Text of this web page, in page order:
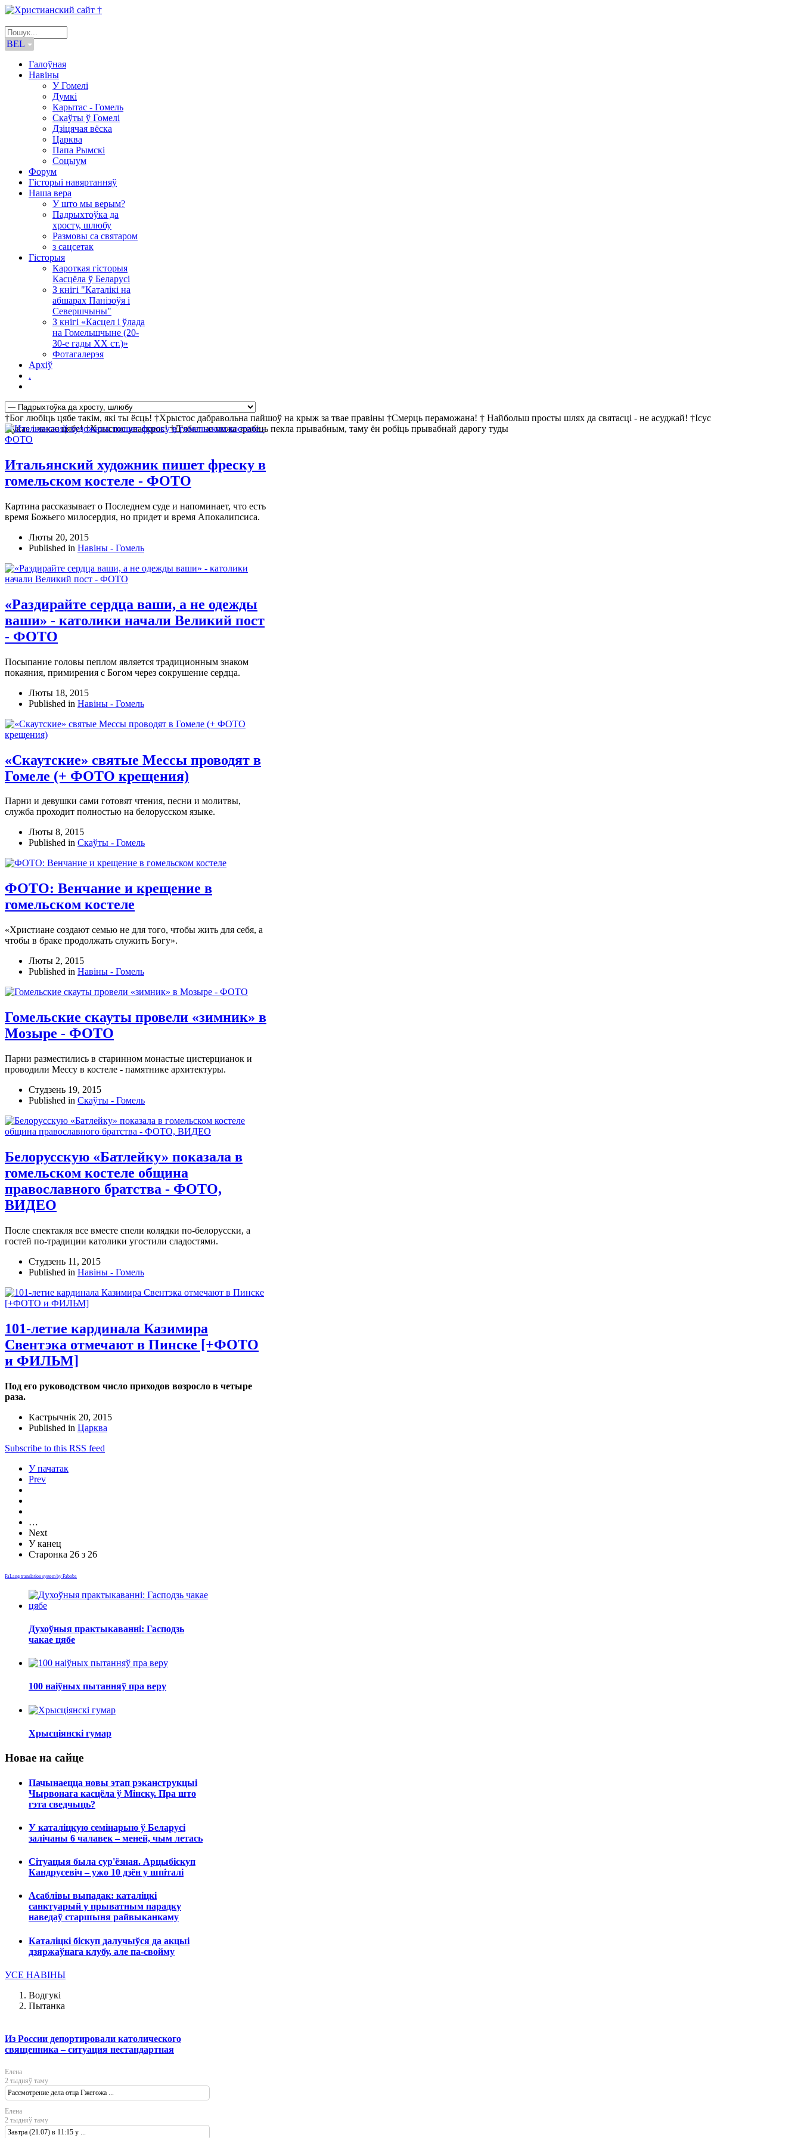
BEL
Галоўная
Навіны
У Гомелі
Думкі
Карытас - Гомель
Скаўты ў Гомелі
Дзіцячая вёска
Царква
Папа Рымскі
Соцыум
Форум
Гісторыі навяртанняў
Наша вера
У што мы верым?
Падрыхтоўка да
хросту, шлюбу
Размовы са святаром
з сацсетак
Гісторыя
Кароткая гісторыя
Касцёла ў Беларусі
З кнігі "Каталікі на
абшарах Панізоўя і
Севершчыны"
З кнігі «Касцел і ўлада
на Гомельшчыне (20-
30-е гады ХХ ст.)»
Фотагалерэя
Архіў
.
†Бог любіць цябе такім, які ты ёсць! †Хрыстос дабравольна пайшоў на крыж за твае правіны †Смерць пераможана! † Найбольш просты шлях да святасці - не асуджай! †Ісус
шукае і чакае цябе! †Хрыстос уваскрос! †Д'ябал не можа зрабіць пекла прывабным, таму ён робіць прывабнай дарогу туды
Итальянский художник пишет фреску в
гомельском костеле - ФОТО
Картина рассказывает о Последнем суде и напоминает, что есть
время Божьего милосердия, но придет и время Апокалипсиса.
Люты 20, 2015
Published in Навіны - Гомель
«Раздирайте сердца ваши, а не одежды
ваши» - католики начали Великий пост
- ФОТО
Посыпание головы пеплом является традиционным знаком
покаяния, примирения с Богом через сокрушение сердца.
Люты 18, 2015
Published in Навіны - Гомель
«Скаутские» святые Мессы проводят в
Гомеле (+ ФОТО крещения)
Парни и девушки сами готовят чтения, песни и молитвы,
служба проходит полностью на белорусском языке.
Люты 8, 2015
Published in Скаўты - Гомель
ФОТО: Венчание и крещение в
гомельском костеле
«Христиане создают семью не для того, чтобы жить для себя, а
чтобы в браке продолжать служить Богу».
Люты 2, 2015
Published in Навіны - Гомель
Гомельские скауты провели «зимник» в
Мозыре - ФОТО
Парни разместились в старинном монастые цистерцианок и
проводили Мессу в костеле - памятнике архитектуры.
Студзень 19, 2015
Published in Скаўты - Гомель
Белорусскую «Батлейку» показала в
гомельском костеле община
православного братства - ФОТО,
ВИДЕО
После спектакля все вместе спели колядки по-белорусски, а
гостей по-традиции католики угостили сладостями.
Студзень 11, 2015
Published in Навіны - Гомель
101-летие кардинала Казимира
Свентэка отмечают в Пинске [+ФОТО
и ФИЛЬМ]
Под его руководством число приходов возросло в четыре
раза.
Кастрычнік 20, 2015
Published in Царква
Subscribe to this RSS feed
У пачатак
Prev
…
Next
У канец
Старонка 26 з 26
FaLang translation system by Faboba
Духоўныя практыкаванні: Гасподзь
чакае цябе
100 наіўных пытанняў пра веру
Хрысціянскі гумар
Новае на сайце
Пачынаецца новы этап рэканструкцыі
Чырвонага касцёла ў Мінску. Пра што
гэта сведчыць?
У каталіцкую семінарыю ў Беларусі
залічаны 6 чалавек – меней, чым летась
Сітуацыя была сур'ёзная. Арцыбіскуп
Кандрусевіч – ужо 10 дзён у шпіталі
Асаблівы выпадак: каталіцкі
санктуарый у прыватным парадку
наведаў старшыня райвыканкаму
Каталіцкі біскуп далучыўся да акцыі
дзяржаўнага клубу, але па-свойму
УСЕ НАВІНЫ
Водгукі
Пытанка
Из России депортировали католического
священника – ситуация нестандартная
Елена
2 тыдняў таму
Рассмотрение дела отца Гжегожа ...
Елена
2 тыдняў таму
Завтра (21.07) в 11:15 у ...